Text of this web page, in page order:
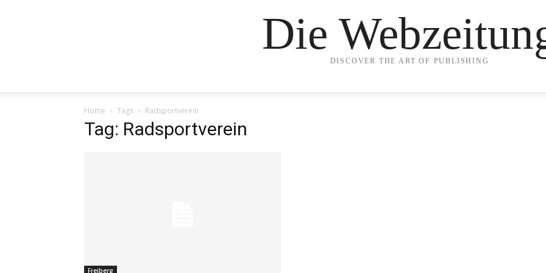
Die
DISCOVER THE ART OF PUBLISHING
Home Tags Radsportverein
Tag: Radsportverein
Freiberg